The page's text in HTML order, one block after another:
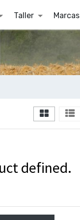
Taller Marcas
defined.